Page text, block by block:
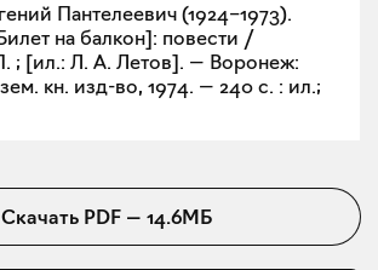
Пантелеевич (1924–1973).
на балкон]: повести /
; [ил.: Л. А. Летов]. — Воронеж:
кн. изд-во, 1974. — 240 с. : ил.;
Скачать PDF — 14.6МБ